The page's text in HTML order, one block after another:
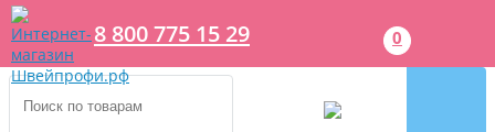
8 800 775 15 29 0